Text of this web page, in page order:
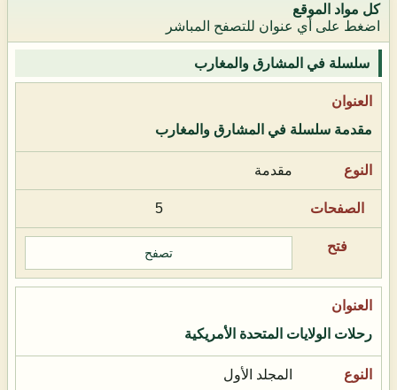
كل مواد الموقع
اضغط على أي عنوان للتصفح المباشر
سلسلة في المشارق والمغارب
مقدمة سلسلة في المشارق والمغارب
مقدمة
5
تصفح
رحلات الولايات المتحدة الأمريكية
المجلد الأول